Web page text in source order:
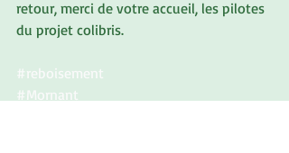
retour, merci de votre accueil, les pilotes
du projet colibris.
#reboisement
#Mornant